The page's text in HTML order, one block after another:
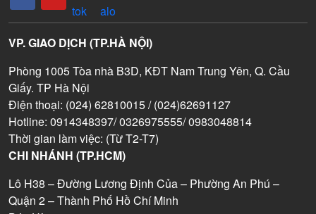
VP. GIAO DỊCH (TP.HÀ NỘI)
Phòng 1005 Tòa nhà B3D, KĐT Nam Trung Yên, Q. Cầu
Giấy. TP Hà Nội
Điện thoại: (024) 62810015 / (024)62691127
Hotline: 0914348397/ 0326975555/ 0983048814
Thời gian làm việc: (Từ T2-T7)
CHI NHÁNH (TP.HCM)
Lô H38 – Đường Lương Định Của – Phường An Phú –
Quận 2 – Thành Phố Hồ Chí Minh